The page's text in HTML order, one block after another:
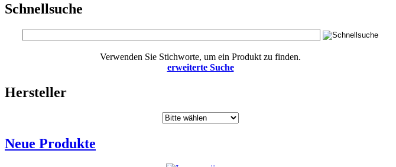
Schnellsuche
Verwenden Sie Stichworte, um ein Produkt zu finden.
erweiterte Suche
Hersteller
Neue Produkte